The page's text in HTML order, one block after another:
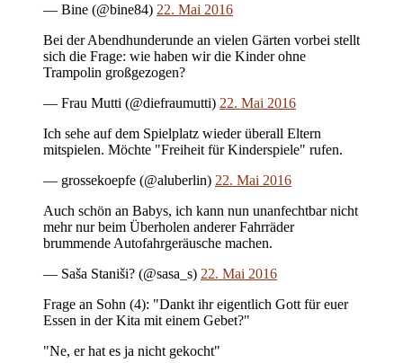
— Bine (@bine84) 22. Mai 2016
Bei der Abendhunderunde an vielen Gärten vorbei stellt
sich die Frage: wie haben wir die Kinder ohne
Trampolin großgezogen?
— Frau Mutti (@diefraumutti) 22. Mai 2016
Ich sehe auf dem Spielplatz wieder überall Eltern
mitspielen. Möchte "Freiheit für Kinderspiele" rufen.
— grossekoepfe (@aluberlin) 22. Mai 2016
Auch schön an Babys, ich kann nun unanfechtbar nicht
mehr nur beim Überholen anderer Fahrräder
brummende Autofahrgeräusche machen.
— Saša Staniši? (@sasa_s) 22. Mai 2016
Frage an Sohn (4): "Dankt ihr eigentlich Gott für euer
Essen in der Kita mit einem Gebet?"
"Ne, er hat es ja nicht gekocht"